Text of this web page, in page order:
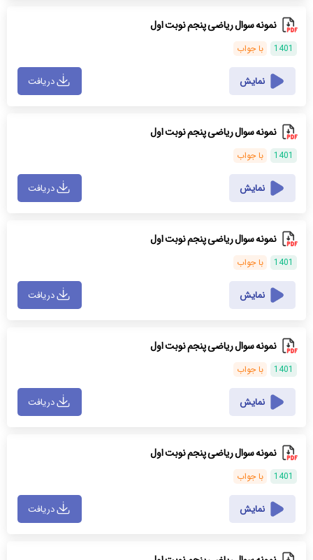
نمونه سوال ریاضی پنجم نوبت اول
1401 با جواب
نمایش دریافت
نمونه سوال ریاضی پنجم نوبت اول
1401 با جواب
نمایش دریافت
نمونه سوال ریاضی پنجم نوبت اول
1401 با جواب
نمایش دریافت
نمونه سوال ریاضی پنجم نوبت اول
1401 با جواب
نمایش دریافت
نمونه سوال ریاضی پنجم نوبت اول
1401 با جواب
نمایش دریافت